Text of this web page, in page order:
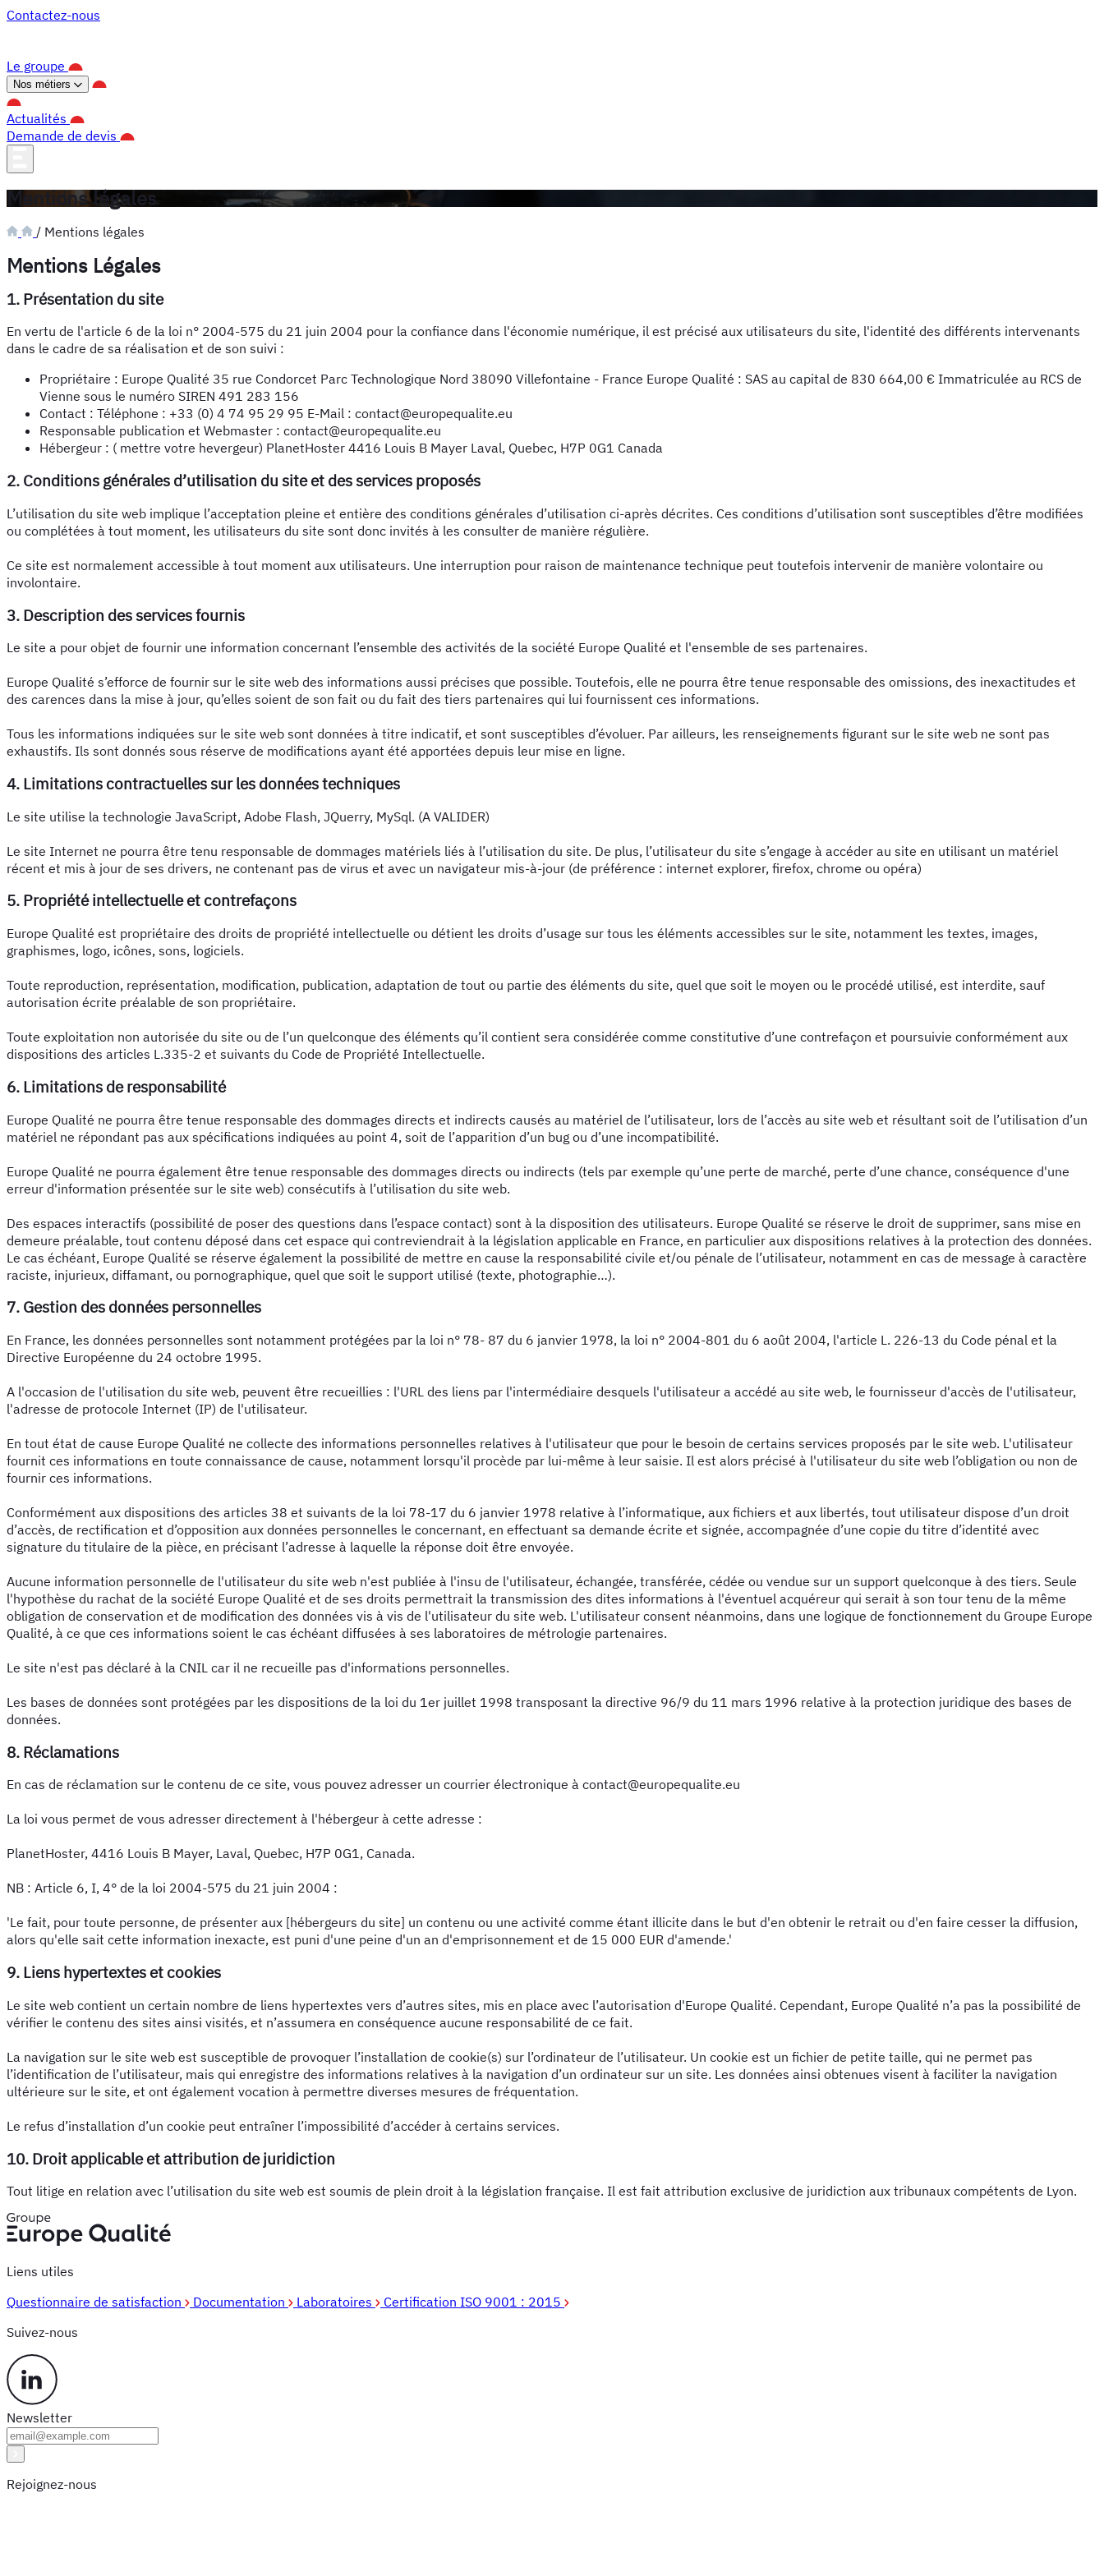
Contactez-nous
Le groupe
Nos métiers
Actualités
Demande de devis
Mentions légales
/ Mentions légales
Mentions Légales
1. Présentation du site
En vertu de l'article 6 de la loi n° 2004-575 du 21 juin 2004 pour la confiance dans l'économie numérique, il est précisé aux utilisateurs du site, l'identité des différents intervenants
dans le cadre de sa réalisation et de son suivi :
Propriétaire : Europe Qualité 35 rue Condorcet Parc Technologique Nord 38090 Villefontaine - France Europe Qualité : SAS au capital de 830 664,00 € Immatriculée au RCS de
Vienne sous le numéro SIREN 491 283 156
Contact : Téléphone : +33 (0) 4 74 95 29 95 E-Mail : contact@europequalite.eu
Responsable publication et Webmaster : contact@europequalite.eu
Hébergeur : ( mettre votre hevergeur) PlanetHoster 4416 Louis B Mayer Laval, Quebec, H7P 0G1 Canada
2. Conditions générales d’utilisation du site et des services proposés
L’utilisation du site web implique l’acceptation pleine et entière des conditions générales d’utilisation ci-après décrites. Ces conditions d’utilisation sont susceptibles d’être modifiées
ou complétées à tout moment, les utilisateurs du site sont donc invités à les consulter de manière régulière.
Ce site est normalement accessible à tout moment aux utilisateurs. Une interruption pour raison de maintenance technique peut toutefois intervenir de manière volontaire ou
involontaire.
3. Description des services fournis
Le site a pour objet de fournir une information concernant l’ensemble des activités de la société Europe Qualité et l'ensemble de ses partenaires.
Europe Qualité s’efforce de fournir sur le site web des informations aussi précises que possible. Toutefois, elle ne pourra être tenue responsable des omissions, des inexactitudes et
des carences dans la mise à jour, qu’elles soient de son fait ou du fait des tiers partenaires qui lui fournissent ces informations.
Tous les informations indiquées sur le site web sont données à titre indicatif, et sont susceptibles d’évoluer. Par ailleurs, les renseignements figurant sur le site web ne sont pas
exhaustifs. Ils sont donnés sous réserve de modifications ayant été apportées depuis leur mise en ligne.
4. Limitations contractuelles sur les données techniques
Le site utilise la technologie JavaScript, Adobe Flash, JQuerry, MySql. (A VALIDER)
Le site Internet ne pourra être tenu responsable de dommages matériels liés à l’utilisation du site. De plus, l’utilisateur du site s’engage à accéder au site en utilisant un matériel
récent et mis à jour de ses drivers, ne contenant pas de virus et avec un navigateur mis-à-jour (de préférence : internet explorer, firefox, chrome ou opéra)
5. Propriété intellectuelle et contrefaçons
Europe Qualité est propriétaire des droits de propriété intellectuelle ou détient les droits d’usage sur tous les éléments accessibles sur le site, notamment les textes, images,
graphismes, logo, icônes, sons, logiciels.
Toute reproduction, représentation, modification, publication, adaptation de tout ou partie des éléments du site, quel que soit le moyen ou le procédé utilisé, est interdite, sauf
autorisation écrite préalable de son propriétaire.
Toute exploitation non autorisée du site ou de l’un quelconque des éléments qu’il contient sera considérée comme constitutive d’une contrefaçon et poursuivie conformément aux
dispositions des articles L.335-2 et suivants du Code de Propriété Intellectuelle.
6. Limitations de responsabilité
Europe Qualité ne pourra être tenue responsable des dommages directs et indirects causés au matériel de l’utilisateur, lors de l’accès au site web et résultant soit de l’utilisation d’un
matériel ne répondant pas aux spécifications indiquées au point 4, soit de l’apparition d’un bug ou d’une incompatibilité.
Europe Qualité ne pourra également être tenue responsable des dommages directs ou indirects (tels par exemple qu’une perte de marché, perte d’une chance, conséquence d'une
erreur d'information présentée sur le site web) consécutifs à l’utilisation du site web.
Des espaces interactifs (possibilité de poser des questions dans l’espace contact) sont à la disposition des utilisateurs. Europe Qualité se réserve le droit de supprimer, sans mise en
demeure préalable, tout contenu déposé dans cet espace qui contreviendrait à la législation applicable en France, en particulier aux dispositions relatives à la protection des données.
Le cas échéant, Europe Qualité se réserve également la possibilité de mettre en cause la responsabilité civile et/ou pénale de l’utilisateur, notamment en cas de message à caractère
raciste, injurieux, diffamant, ou pornographique, quel que soit le support utilisé (texte, photographie…).
7. Gestion des données personnelles
En France, les données personnelles sont notamment protégées par la loi n° 78- 87 du 6 janvier 1978, la loi n° 2004-801 du 6 août 2004, l'article L. 226-13 du Code pénal et la
Directive Européenne du 24 octobre 1995.
A l'occasion de l'utilisation du site web, peuvent être recueillies : l'URL des liens par l'intermédiaire desquels l'utilisateur a accédé au site web, le fournisseur d'accès de l'utilisateur,
l'adresse de protocole Internet (IP) de l'utilisateur.
En tout état de cause Europe Qualité ne collecte des informations personnelles relatives à l'utilisateur que pour le besoin de certains services proposés par le site web. L'utilisateur
fournit ces informations en toute connaissance de cause, notamment lorsqu'il procède par lui-même à leur saisie. Il est alors précisé à l'utilisateur du site web l’obligation ou non de
fournir ces informations.
Conformément aux dispositions des articles 38 et suivants de la loi 78-17 du 6 janvier 1978 relative à l’informatique, aux fichiers et aux libertés, tout utilisateur dispose d’un droit
d’accès, de rectification et d’opposition aux données personnelles le concernant, en effectuant sa demande écrite et signée, accompagnée d’une copie du titre d’identité avec
signature du titulaire de la pièce, en précisant l’adresse à laquelle la réponse doit être envoyée.
Aucune information personnelle de l'utilisateur du site web n'est publiée à l'insu de l'utilisateur, échangée, transférée, cédée ou vendue sur un support quelconque à des tiers. Seule
l'hypothèse du rachat de la société Europe Qualité et de ses droits permettrait la transmission des dites informations à l'éventuel acquéreur qui serait à son tour tenu de la même
obligation de conservation et de modification des données vis à vis de l'utilisateur du site web. L'utilisateur consent néanmoins, dans une logique de fonctionnement du Groupe Europe
Qualité, à ce que ces informations soient le cas échéant diffusées à ses laboratoires de métrologie partenaires.
Le site n'est pas déclaré à la CNIL car il ne recueille pas d'informations personnelles.
Les bases de données sont protégées par les dispositions de la loi du 1er juillet 1998 transposant la directive 96/9 du 11 mars 1996 relative à la protection juridique des bases de
données.
8. Réclamations
En cas de réclamation sur le contenu de ce site, vous pouvez adresser un courrier électronique à contact@europequalite.eu
La loi vous permet de vous adresser directement à l'hébergeur à cette adresse :
PlanetHoster, 4416 Louis B Mayer, Laval, Quebec, H7P 0G1, Canada.
NB : Article 6, I, 4° de la loi 2004-575 du 21 juin 2004 :
'Le fait, pour toute personne, de présenter aux [hébergeurs du site] un contenu ou une activité comme étant illicite dans le but d'en obtenir le retrait ou d'en faire cesser la diffusion,
alors qu'elle sait cette information inexacte, est puni d'une peine d'un an d'emprisonnement et de 15 000 EUR d'amende.'
9. Liens hypertextes et cookies
Le site web contient un certain nombre de liens hypertextes vers d’autres sites, mis en place avec l’autorisation d'Europe Qualité. Cependant, Europe Qualité n’a pas la possibilité de
vérifier le contenu des sites ainsi visités, et n’assumera en conséquence aucune responsabilité de ce fait.
La navigation sur le site web est susceptible de provoquer l’installation de cookie(s) sur l’ordinateur de l’utilisateur. Un cookie est un fichier de petite taille, qui ne permet pas
l’identification de l’utilisateur, mais qui enregistre des informations relatives à la navigation d’un ordinateur sur un site. Les données ainsi obtenues visent à faciliter la navigation
ultérieure sur le site, et ont également vocation à permettre diverses mesures de fréquentation.
Le refus d’installation d’un cookie peut entraîner l’impossibilité d’accéder à certains services.
10. Droit applicable et attribution de juridiction
Tout litige en relation avec l’utilisation du site web est soumis de plein droit à la législation française. Il est fait attribution exclusive de juridiction aux tribunaux compétents de Lyon.
Liens utiles
Questionnaire de satisfaction
Documentation Laboratoires
Certification ISO 9001 : 2015
Suivez-nous
Newsletter
Rejoignez-nous
Panneau de gestion des cookies